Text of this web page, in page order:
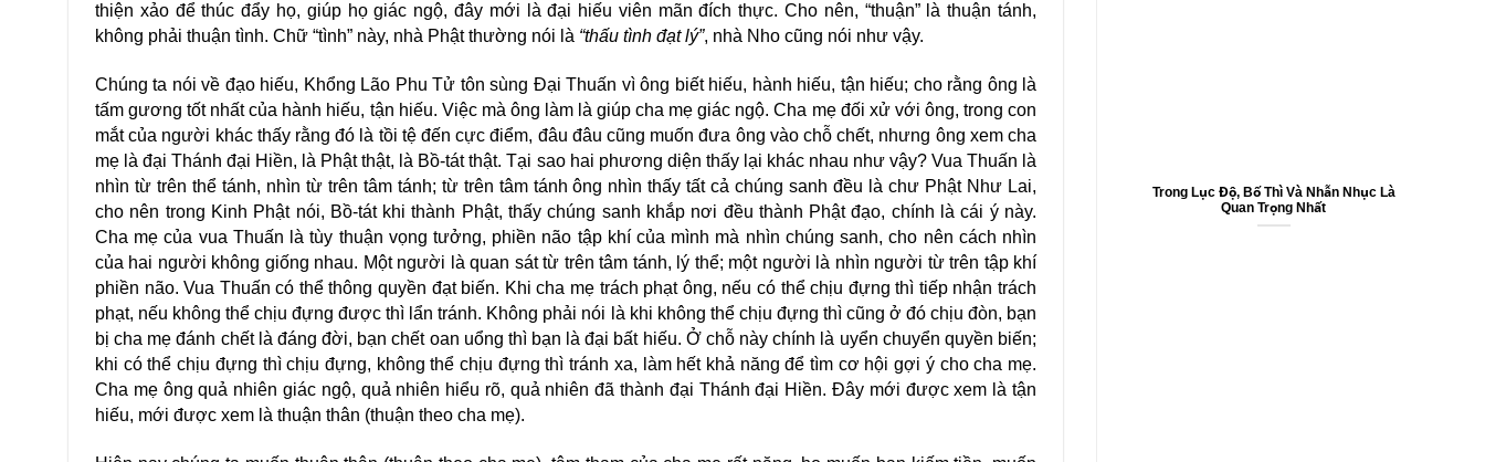
thiện xảo để thúc đẩy họ, giúp họ giác ngộ, đây mới là đại hiếu viên mãn đích thực. Cho nên, “thuận” là thuận tánh,
không phải thuận tình. Chữ “tình” này, nhà Phật thường nói là “thấu tình đạt lý”, nhà Nho cũng nói như vậy.
Chúng ta nói về đạo hiếu, Khổng Lão Phu Tử tôn sùng Đại Thuấn vì ông biết hiếu, hành hiếu, tận hiếu; cho rằng ông là
tấm gương tốt nhất của hành hiếu, tận hiếu. Việc mà ông làm là giúp cha mẹ giác ngộ. Cha mẹ đối xử với ông, trong con
mắt của người khác thấy rằng đó là tồi tệ đến cực điểm, đâu đâu cũng muốn đưa ông vào chỗ chết, nhưng ông xem cha
mẹ là đại Thánh đại Hiền, là Phật thật, là Bồ-tát thật. Tại sao hai phương diện thấy lại khác nhau như vậy? Vua Thuấn là
nhìn từ trên thể tánh, nhìn từ trên tâm tánh; từ trên tâm tánh ông nhìn thấy tất cả chúng sanh đều là chư Phật Như Lai,
cho nên trong Kinh Phật nói, Bồ-tát khi thành Phật, thấy chúng sanh khắp nơi đều thành Phật đạo, chính là cái ý này.
Cha mẹ của vua Thuấn là tùy thuận vọng tưởng, phiền não tập khí của mình mà nhìn chúng sanh, cho nên cách nhìn
của hai người không giống nhau. Một người là quan sát từ trên tâm tánh, lý thể; một người là nhìn người từ trên tập khí
phiền não. Vua Thuấn có thể thông quyền đạt biến. Khi cha mẹ trách phạt ông, nếu có thể chịu đựng thì tiếp nhận trách
phạt, nếu không thể chịu đựng được thì lẩn tránh. Không phải nói là khi không thể chịu đựng thì cũng ở đó chịu đòn, bạn
bị cha mẹ đánh chết là đáng đời, bạn chết oan uổng thì bạn là đại bất hiếu. Ở chỗ này chính là uyển chuyển quyền biến;
khi có thể chịu đựng thì chịu đựng, không thể chịu đựng thì tránh xa, làm hết khả năng để tìm cơ hội gợi ý cho cha mẹ.
Cha mẹ ông quả nhiên giác ngộ, quả nhiên hiểu rõ, quả nhiên đã thành đại Thánh đại Hiền. Đây mới được xem là tận
hiếu, mới được xem là thuận thân (thuận theo cha mẹ).
Trong Lục Độ, Bố Thì Và Nhẫn Nhục Là
Quan Trọng Nhất